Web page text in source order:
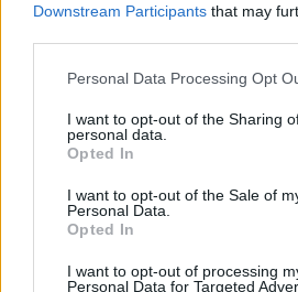
Downstream Participants that may
Personal Data Processing Opt
I want to opt-out of the Sharing
personal data.
Opted In
I want to opt-out of the Sale of
Personal Data.
Opted In
I want to opt-out of processing
Personal Data for Targeted
Esim for USA|Esim for Italy|